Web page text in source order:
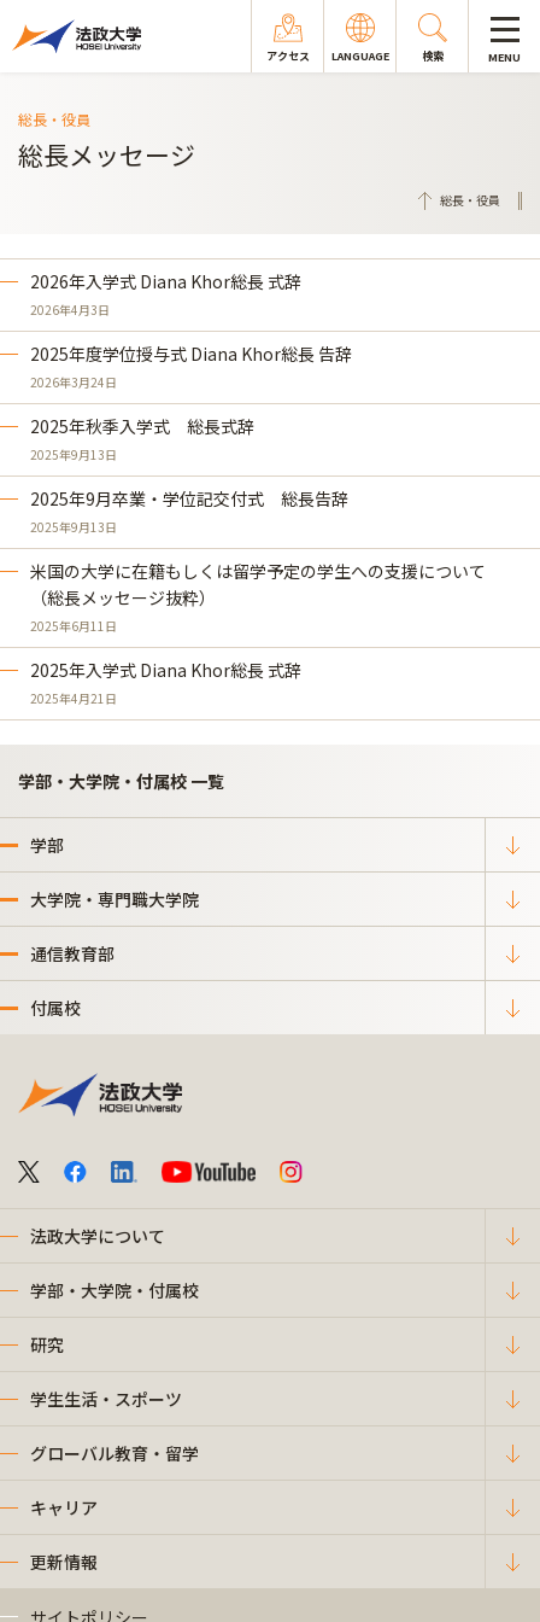
アクセス LANGUAGE 検索 MENU
総長・役員
総長メッセージ
総長・役員
2026年入学式 Diana Khor総長 式辞
2026年4月3日
2025年度学位授与式 Diana Khor総長 告辞
2026年3月24日
2025年秋季入学式 総長式辞
2025年9月13日
2025年9月卒業・学位記交付式 総長告辞
2025年9月13日
米国の大学に在籍もしくは留学予定の学生への支援について
（総長メッセージ抜粋）
2025年6月11日
2025年入学式 Diana Khor総長 式辞
2025年4月21日
学部・大学院・付属校 一覧
学部
大学院・専門職大学院
通信教育部
付属校
法政大学について
学部・大学院・付属校
研究
学生生活・スポーツ
グローバル教育・留学
キャリア
更新情報